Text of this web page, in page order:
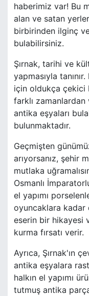
haberimiz var! Bu
alan ve satan
birbirinden ilginç
bulabilirsiniz.
Şırnak, tarihi ve
yapmasıyla
için oldukça çekici
farklı
antika eşyaları
bulunmaktadır.
Geçmişten
arıyorsanız, şehir
mutlaka
Osmanlı
el yapımı
oyuncaklara kadar
eserin bir hikayesi
kurma fırsatı verir.
Ayrıca, Şırnak'ın
antika eşyalara
halkın el yapımı
tutmuş antika